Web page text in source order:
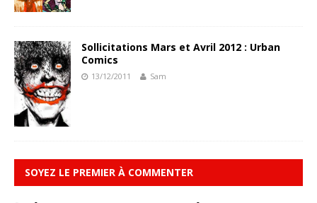
Sollicitations Mars et Avril 2012 : Urban
Comics
13/12/2011 Sam
SOYEZ LE PREMIER À COMMENTER